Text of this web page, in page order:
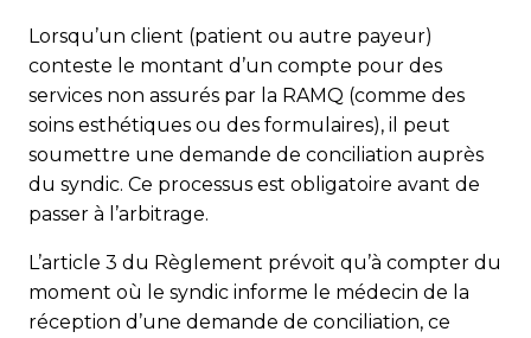
Lorsqu’un client (patient ou autre payeur)
conteste le montant d’un compte pour des
services non assurés par la RAMQ (comme des
soins esthétiques ou des formulaires), il peut
soumettre une demande de conciliation auprès
du syndic. Ce processus est obligatoire avant de
passer à l’arbitrage.
L’article 3 du Règlement prévoit qu’à compter du
moment où le syndic informe le médecin de la
réception d’une demande de conciliation, ce